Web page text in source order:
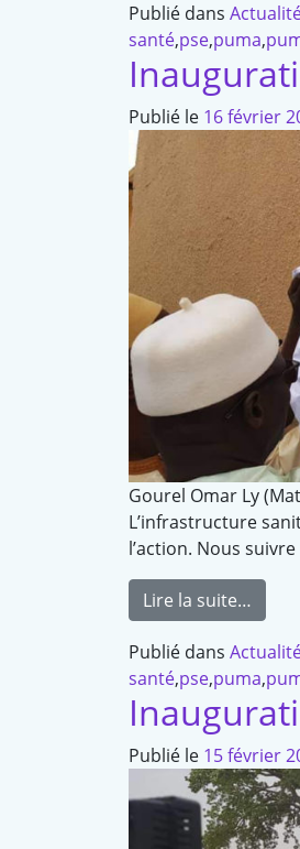
Publié dans
santé,pse,puma,
Publié le 16 février
Gourel Omar Ly
L’infrastructure
l’action. Nous
Lire la suite…
Publié dans
santé,pse,puma,
Publié le 15 février